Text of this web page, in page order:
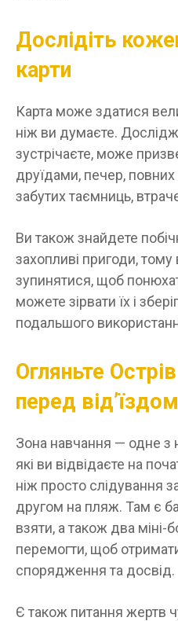
Дослідіть
карти
Карта може здатися
ніж ви думаєте.
зустрічаєте, може
друїдами, печер, повних
забутих таємниць,
Ви також знайдете
захопливі пригоди, тому
зупинятися, щоб
можете зірвати їх і
подальшого
Огляньте
перед від’їздом
Зона навчання — одне з
які ви відвідаєте на
ніж просто слідування
другом на пляж. Там є
взяти, а також два міні-
перемогти, щоб
спорядження та досвід.
Є також питання жертв